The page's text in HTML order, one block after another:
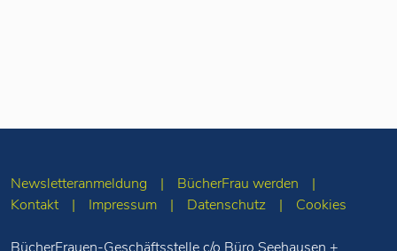
Newsletteranmeldung
BücherFrau werden
Kontakt
Impressum Datenschutz Cookies